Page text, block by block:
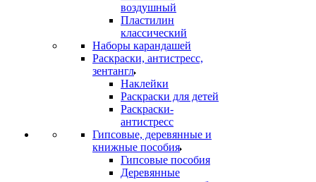
воздушный
Пластилин
классический
Наборы карандашей
Раскраски, антистресс,
зентангл
Наклейки
Раскраски для детей
Раскраски-
антистресс
Гипсовые, деревянные и
книжные пособия
Гипсовые пособия
Деревянные